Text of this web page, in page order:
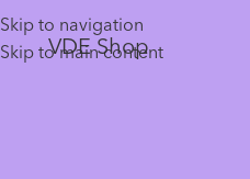
Skip to navigation
Skip to main content
VDE Shop